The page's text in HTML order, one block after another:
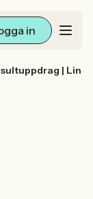
in
|